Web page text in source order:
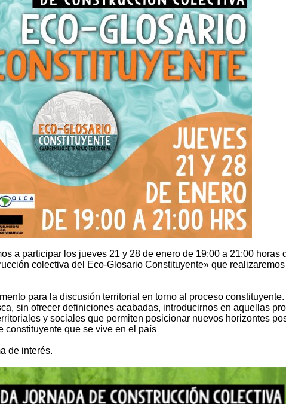
a participar los jueves 21 y 28 de enero de 19:00 a 21:00 horas
colectiva del Eco-Glosario Constituyente» que
para la discusión territorial en torno al proceso constituyente.
sin ofrecer definiciones acabadas, introducirnos en aquellas
y sociales que permiten posicionar nuevos horizontes
constituyente que se vive en el país
de interés.